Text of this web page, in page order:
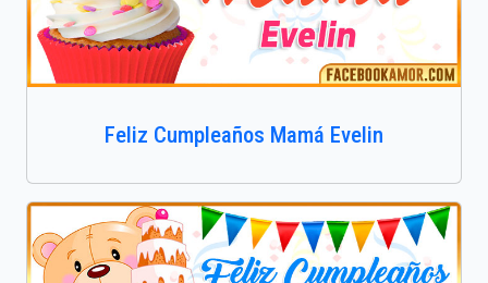
Feliz Cumpleaños Mamá Evelin